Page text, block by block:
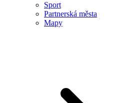
Sport
Partnerská města
Mapy